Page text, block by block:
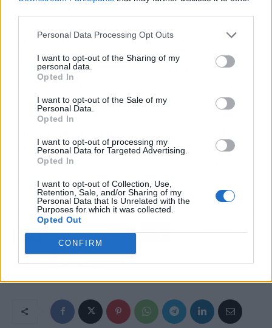
Personal Data Processing Opt Outs
I want to opt-out of the Sharing of my
personal data.
Opted In
I want to opt-out of the Sale of my
Personal Data.
Opted In
I want to opt-out of processing my
Personal Data for Targeted Advertising.
Opted In
I want to opt-out of Collection, Use,
Retention, Sale, and/or Sharing of my
Personal Data that Is Unrelated with the
Purposes for which it was collected.
Opted Out
CONFIRM
A su vez, los clientes pueden controlar desde
sus dispositivos móviles el acceso y la potencia
de sus puntos de recarga. También cuentan con
la posibilidad de acceder a los datos históricos
de uso.
proyectos de instalación de puntos de recarga
de vehículos eléctricos para fomentar una
movilidad más sostenible.
Artículo anterior
lujo en Madrid de la
mano de profesionales,